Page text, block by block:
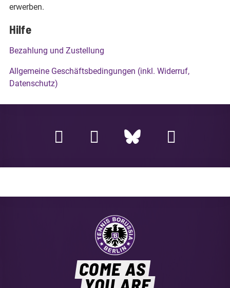
erwerben.
Hilfe
Bezahlung und Zustellung
Allgemeine Geschäftsbedingungen (inkl. Widerruf,
Datenschutz)
COME AS